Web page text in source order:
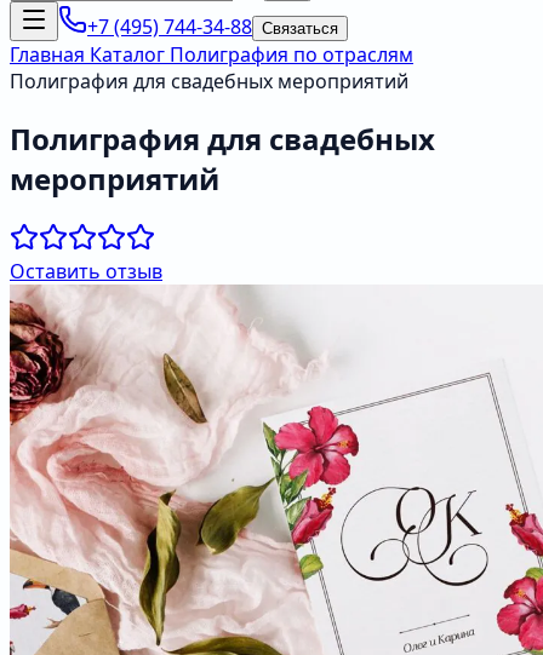
+7 (495) 744-34-88 Связаться
Главная Каталог Полиграфия по отраслям
Полиграфия для свадебных мероприятий
Полиграфия для свадебных
мероприятий
Оставить отзыв